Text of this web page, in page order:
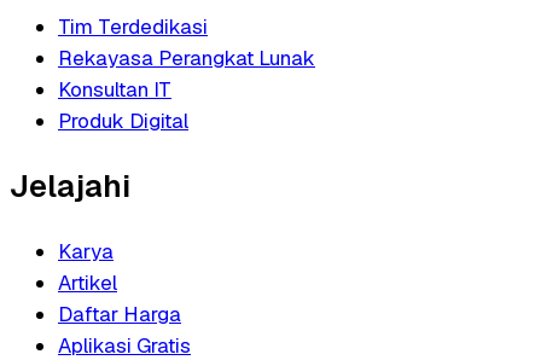
Tim Terdedikasi
Rekayasa Perangkat Lunak
Konsultan IT
Produk Digital
Jelajahi
Karya
Artikel
Daftar Harga
Aplikasi Gratis